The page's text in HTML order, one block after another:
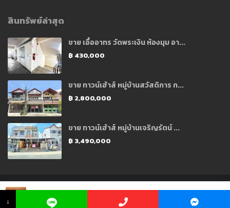
สินทรัพย์ล่าสุด
ขาย เอื้ออาทร วัดพระเงิน ห้องมุม อา...
฿ 430,000
ขาย ทาวน์เฮ้าส์ หมู่บ้านสวัสดิการ ก...
฿ 2,800,000
ขาย ทาวน์เฮ้าส์ หมู่บ้านเจริญรัตน์ ...
฿ 3,490,000
Copyright 2021 © Designed and Developed by CJ Soft Co., Ltd.
คุณ อ้อ ☏ 098
912 9224
↓